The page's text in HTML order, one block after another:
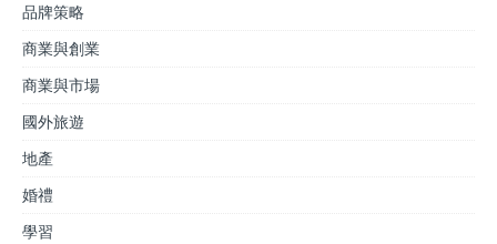
品牌策略
商業與創業
商業與市場
國外旅遊
地產
婚禮
學習